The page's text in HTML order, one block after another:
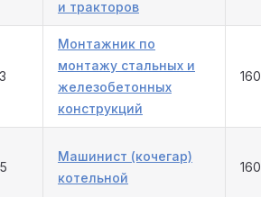
и тракторов
Монтажник по
монтажу стальных и
железобетонных
конструкций
160
Машинист (кочегар)
котельной
160